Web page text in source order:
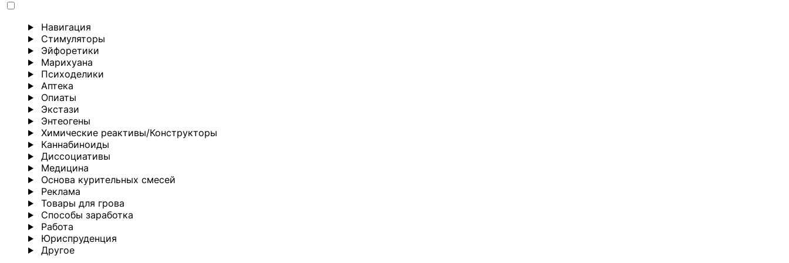
Навигация
Стимуляторы
Эйфоретики
Марихуана
Психоделики
Аптека
Опиаты
Экстази
Энтеогены
Химические реактивы/Конструкторы
Каннабиноиды
Диссоциативы
Медицина
Основа курительных смесей
Реклама
Товары для грова
Способы заработка
Работа
Юриспруденция
Другoе